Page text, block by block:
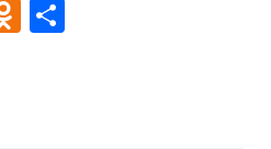
Odnoklassniki